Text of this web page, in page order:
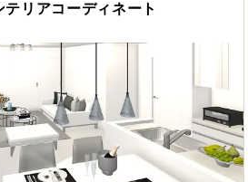
リアコーディネート